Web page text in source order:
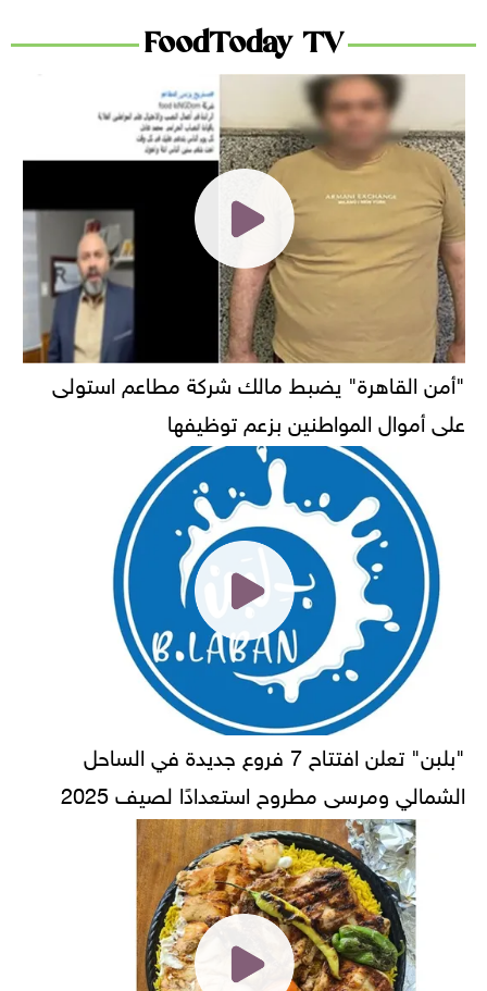
FoodToday TV
"أمن القاهرة" يضبط مالك شركة مطاعم استولى
على أموال المواطنين بزعم توظيفها
"بلبن" تعلن افتتاح 7 فروع جديدة في الساحل
الشمالي ومرسى مطروح استعدادًا لصيف 2025